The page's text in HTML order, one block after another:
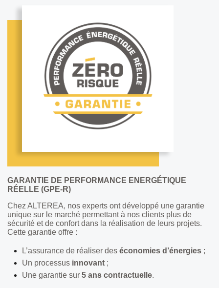
GARANTIE DE PERFORMANCE ENERGÉTIQUE
RÉELLE (GPE-R)
Chez ALTEREA, nos experts ont développé une garantie
unique sur le marché permettant à nos clients plus de
sécurité et de confort dans la réalisation de leurs projets.
Cette garantie offre :
L’assurance de réaliser des économies d’énergies ;
Un processus innovant ;
Une garantie sur 5 ans contractuelle.